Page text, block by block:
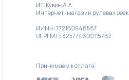
Принимаем к оплате:
ИП Кувин А.А.
Интернет-магазин рулевых реек
ИИНН: 772160946587
ОГРНИП: 325774600115762